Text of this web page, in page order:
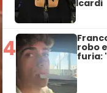
Icardi
4 robo
furia: